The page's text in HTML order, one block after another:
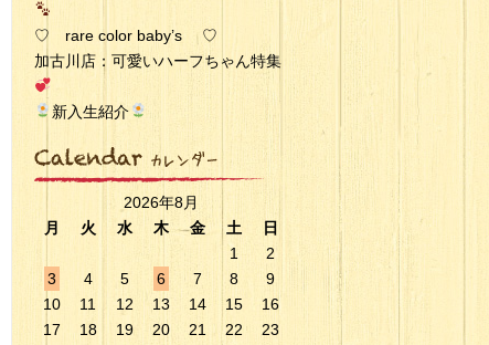
♡ rare color baby’s ♡
加古川店：可愛いハーフちゃん特集
新入生紹介
2026年8月
月
火 水 木 金 土
日
1
2
3
4 5 6 7 8
9
10
11 12 13 14 15
16
17
18 19 20 21 22
23